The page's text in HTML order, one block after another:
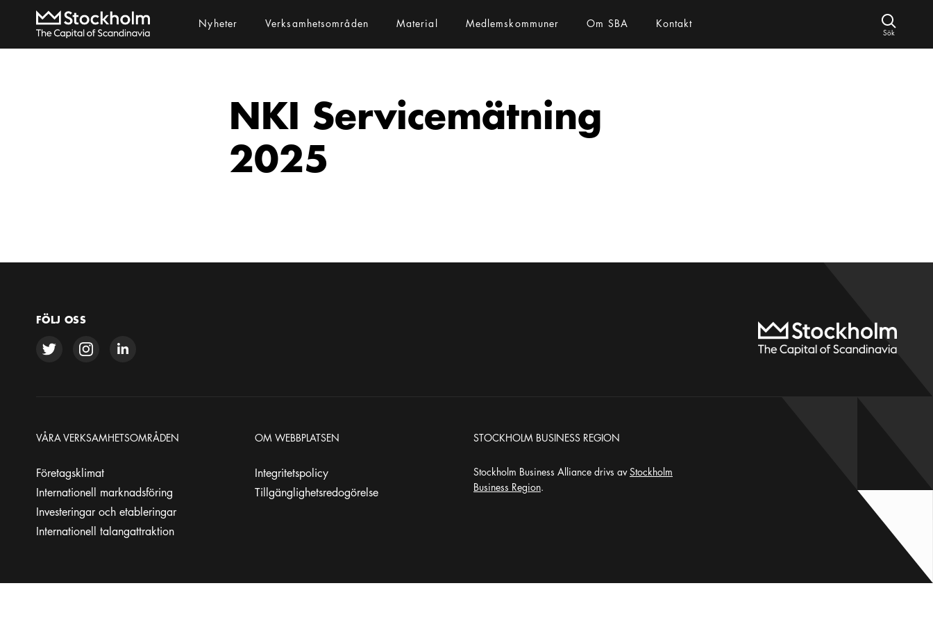
Nyheter Verksamhetsområden Material Medlemskommuner Om SBA Kontakt
Sök
NKI Servicemätning
2025
FÖLJ OSS
VÅRA VERKSAMHETSOMRÅDEN
Företagsklimat
Internationell marknadsföring
Investeringar och etableringar
Internationell talangattraktion
OM WEBBPLATSEN
Integritetspolicy
Tillgänglighetsredogörelse
STOCKHOLM BUSINESS REGION
Stockholm Business Alliance drivs avStockholm
Business Region.